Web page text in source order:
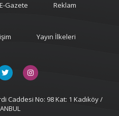
E-Gazete Reklam
Yayın İlkeleri
Caddesi No: 98 Kat: 1 Kadıköy /